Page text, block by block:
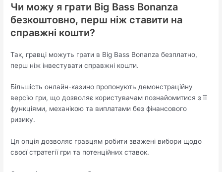
Чи можу я грати Big Bass Bonanza
безкоштовно, перш ніж ставити на
справжні кошти?
Так, гравці можуть грати в Big Bass Bonanza безплатно,
перш ніж інвестувати справжні кошти.
Більшість онлайн-казино пропонують демонстраційну
версію гри, що дозволяє користувачам познайомитися з її
функціями, механікою та виплатами без фінансового
ризику.
Ця опція дозволяє гравцям робити зважені вибори щодо
своєї стратегії гри та потенційних ставок.